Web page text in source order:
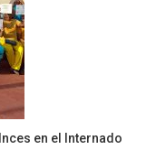
en el Internado